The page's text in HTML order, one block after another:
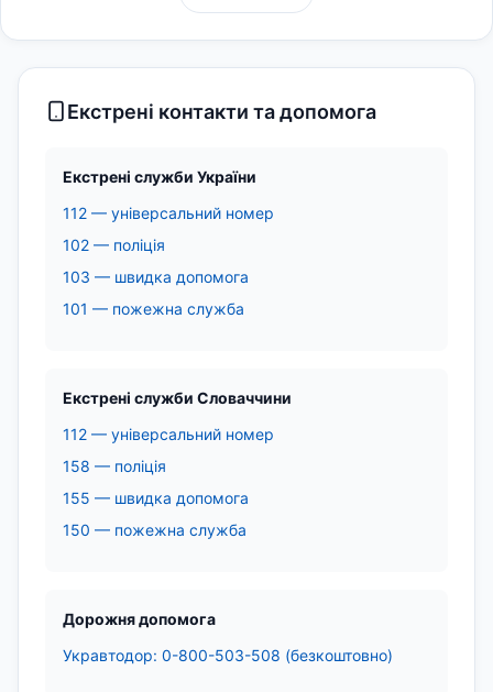
Екстрені контакти та допомога
Екстрені служби України
112 — універсальний номер
102 — поліція
103 — швидка допомога
101 — пожежна служба
Екстрені служби Словаччини
112 — універсальний номер
158 — поліція
155 — швидка допомога
150 — пожежна служба
Дорожня допомога
Укравтодор: 0-800-503-508 (безкоштовно)